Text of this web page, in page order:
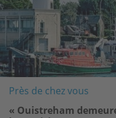
Près de chez vous
« Ouistreham